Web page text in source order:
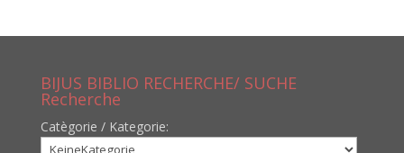
BIJUS BIBLIO RECHERCHE/ SUCHE
Recherche
Catègorie / Kategorie: